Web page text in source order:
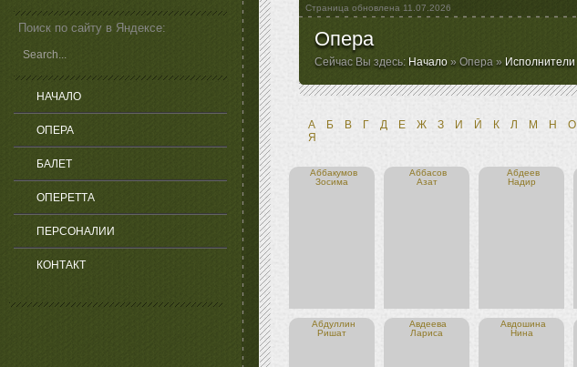
Поиск по сайту в Яндексе:
НАЧАЛО
ОПЕРА
БАЛЕТ
ОПЕРЕТТА
ПЕРСОНАЛИИ
КОНТАКТ
Страница обновлена 11.07.2026
Опера
Сейчас Вы здесь: Начало » Опера » Исполнители
А Б В Г Д Е Ж З И Й К Л М Н О
Я
Аббакумов
Зосима
Аббасов
Азат
Абдеев
Надир
Абдуллин
Ришат
Авдеева
Лариса
Авдошина
Нина